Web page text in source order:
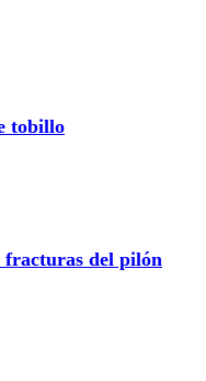
tobillo
fracturas del pilón